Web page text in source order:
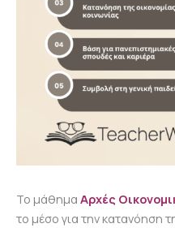
Το μάθημα Αρχές
το μέσο για την κατανόηση